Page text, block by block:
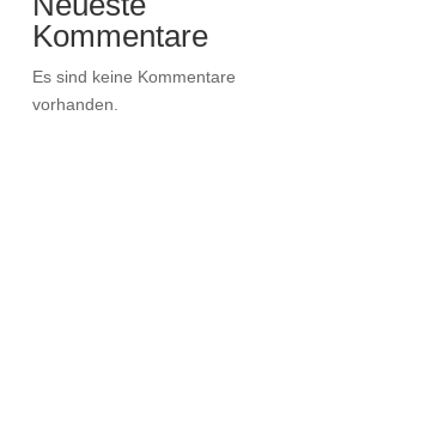
Kommentare
Es sind keine Kommentare
vorhanden.